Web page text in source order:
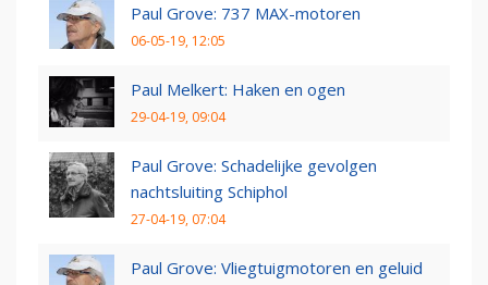
Paul Grove: 737 MAX-motoren
06-05-19, 12:05
Paul Melkert: Haken en ogen
29-04-19, 09:04
Paul Grove: Schadelijke gevolgen
nachtsluiting Schiphol
27-04-19, 07:04
Paul Grove: Vliegtuigmotoren en geluid